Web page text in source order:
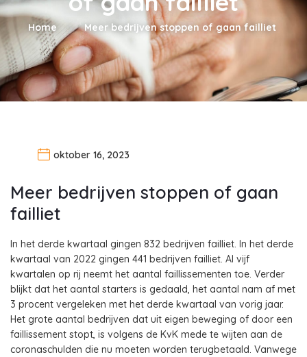
Home Meer bedrijven stoppen of gaan failliet
oktober 16, 2023
Meer bedrijven stoppen of gaan
failliet
In het derde kwartaal gingen 832 bedrijven failliet. In het derde
kwartaal van 2022 gingen 441 bedrijven failliet. Al vijf
kwartalen op rij neemt het aantal faillissementen toe. Verder
blijkt dat het aantal starters is gedaald, het aantal nam af met
3 procent vergeleken met het derde kwartaal van vorig jaar.
Het grote aantal bedrijven dat uit eigen beweging of door een
faillissement stopt, is volgens de KvK mede te wijten aan de
coronaschulden die nu moeten worden terugbetaald. Vanwege